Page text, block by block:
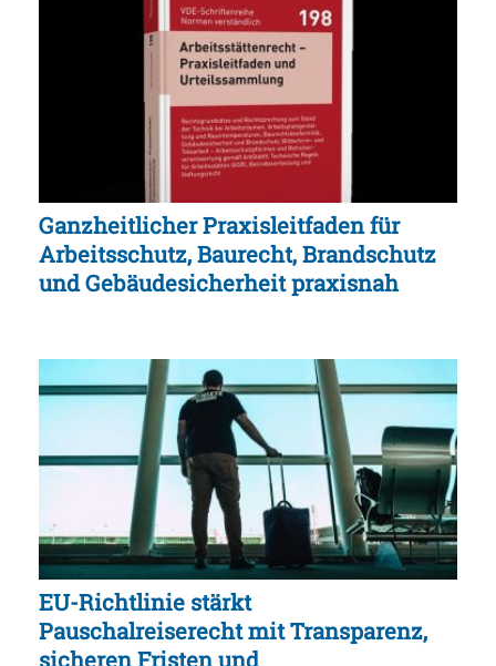
Ganzheitlicher Praxisleitfaden für
Arbeitsschutz, Baurecht, Brandschutz
und Gebäudesicherheit praxisnah
EU-Richtlinie stärkt
Pauschalreiserecht mit Transparenz,
sicheren Fristen und